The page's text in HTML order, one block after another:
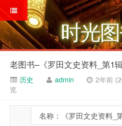
时光
老图书–《罗田文史资料_第1
历史 admin 2年前
览
名称：《罗田文史资料_